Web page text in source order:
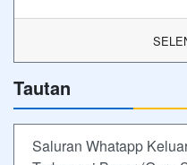
Tautan
Saluran Whatapp